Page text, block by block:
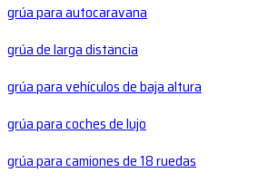
grúa para autocaravana
grúa de larga distancia
grúa para vehículos de baja altura
grúa para coches de lujo
grúa para camiones de 18 ruedas